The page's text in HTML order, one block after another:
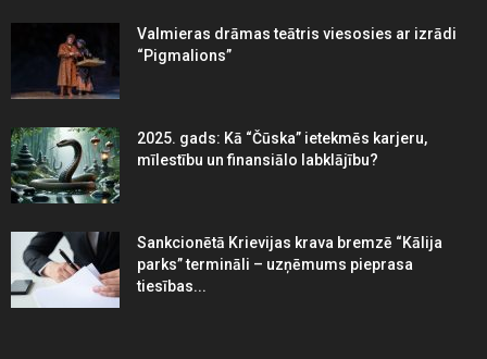
Valmieras drāmas teātris viesosies ar izrādi
“Pigmalions”
2025. gads: Kā “Čūska” ietekmēs karjeru,
mīlestību un finansiālo labklājību?
Sankcionētā Krievijas krava bremzē “Kālija
parks” termināli – uzņēmums pieprasa
tiesības...